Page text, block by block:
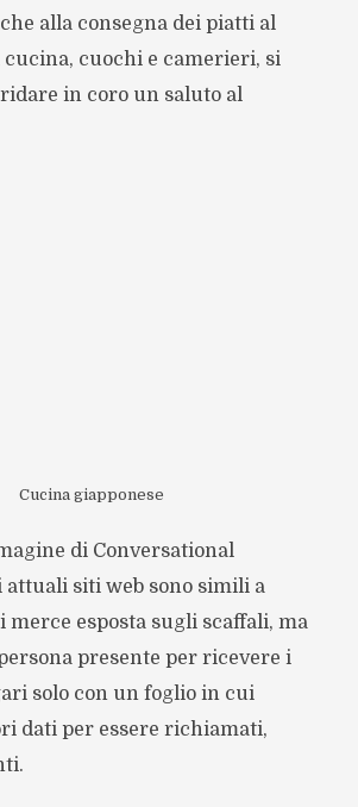
alla consegna dei piatti al
cucina, cuochi e camerieri, si
in coro un saluto al
Cucina giapponese
di Conversational
siti web sono simili a
merce esposta sugli scaffali, ma
presente per ricevere i
solo con un foglio in cui
dati per essere richiamati,